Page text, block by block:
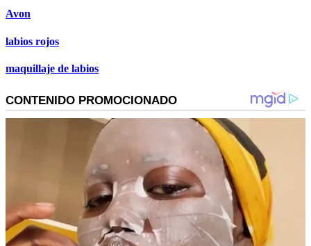
Avon
labios rojos
maquillaje de labios